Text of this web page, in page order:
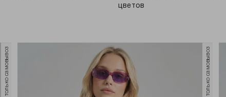
цветов
только самовывоз только самовывоз